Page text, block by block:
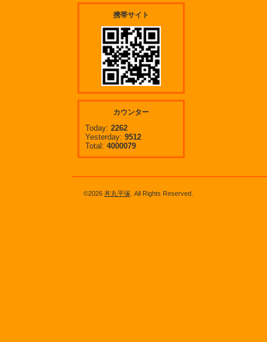
携帯サイト
カウンター
Today: 2262
Yesterday: 9512
Total: 4000079
©2026 丼丸平塚 . All Rights Reserved.